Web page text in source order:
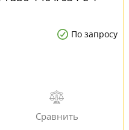
По запросу